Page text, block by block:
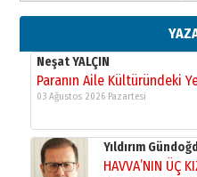
11 Mayıs 2026
Neşat YALÇIN
Paranın Aile Kültüründeki
03 Ağustos 2026 Pazartesi
Yıldırım
HAVVA’NIN ÜÇ